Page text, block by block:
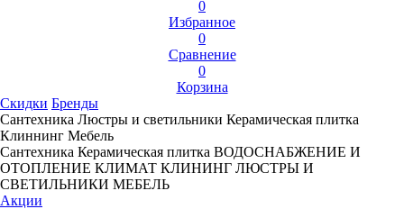
0
Избранное
0
Сравнение
0
Корзина
Скидки Бренды
Сантехника Люстры и светильники Керамическая плитка
Клиннинг Мебель
Сантехника Керамическая плитка ВОДОСНАБЖЕНИЕ И
ОТОПЛЕНИЕ КЛИМАТ КЛИНИНГ ЛЮСТРЫ И
СВЕТИЛЬНИКИ МЕБЕЛЬ
Акции